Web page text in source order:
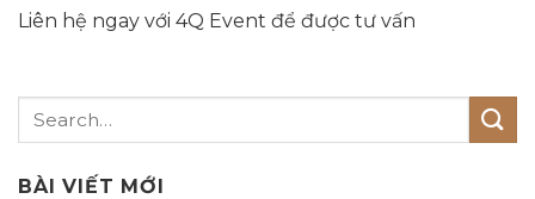
Liên hệ ngay với 4Q Event để được tư vấn
BÀI VIẾT MỚI